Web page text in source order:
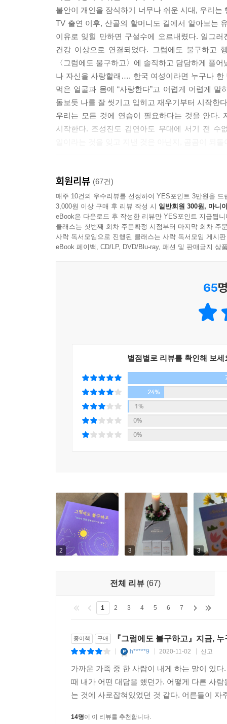
일본 정부는 올림픽 개최를 앞두고 환자를 숨기
들었음을 전 세계에 알리는 대한민국을 모범으로
다고 말하지 않았다. 잘 생각해보자. 신기하지 않
--- 「외모에 대한 일절 품평을 사양합니다」 중에서
어제는 바꿀 수 없고 내일은 아무도 모른다. 절대
다. 나는 이쯤이면 생각의 암반에 도달했다는 것
있는 것이 무슨 소용이란 말인가. 인류 역사상 훌
보통 사기꾼들이었다.
--- 「우리는 우리의 장점에 대해 들어야 한다」 중
이런 말을 하면 모두 깔깔 웃으며 진저리를 친다.
주에 존재하지 않는 “스톱”의 마법을 걸고 싶어 한
“엄마도 가지 말고 아빠도 가지 말고 할머니고 가
내 안의 어린아이가 울며 떼를 쓰고 있는 것이다.
--- 「모든 가변성, 인간의 유약함, 이 모든 것을 겸손히 인
불안이 개인을 잠식하기 너무나 쉬운 시대, 우리
TV 출연 이후, 산골의 할머니도 길에서 알아보는
이유로 잊힐 만하면 구설수에 오르내렸다. 일그
건강 이상으로 연결되었다. 그럼에도 불구하고
〈그럼에도 불구하고〉에 솔직하고 담담하게 풀어
나 자신을 사랑할래…. 한국 여성이라면 누구나
먹은 얼굴과 몸에 “사랑한다”고 어렵게 어렵게
돌보듯 나를 잘 씻기고 입히고 재우기부터 시작한
우리는 모든 것에 연습이 필요하다는 것을 안다.
시작한다. 조성진도 김연아도 무대에 서기 전 수
천천히 길게 보고 불안에 잠식되지 말 것
햇볕, 윤슬, 고양이, 벚꽃… 자연 속에서 매일 노력
10대 때부터 동생을 돌보며 공부해 대기업에 다
없이 일했지만, 여자라고 승진에서 계속 밀어내는
돈을 주지 않으면 자살하겠다고까지 말하지만
다녀온 S는 육아로 경력 단절이 되었고, 우연히
작가 역시 에필로그에서 “사실 이 세 명의 후배
한다는 작가의 메시지가 절절하게 와닿는다.
그만이야, 다 잘 될 거야” 같은 말랑말랑하고 겉
인간은 고통 없이 성장할 수 없다. 산다는 것은
나이를 먹는 게 아니라 늙어가는 거라고 작가는
징표라는 것을 기억해야 한다.
“내가 행복하다고 말하자, 사람들이 의아해했다.
것이었다. 고통이 다가왔기 때문에, 하루도 쓰리
현실의 어려움을 이겨내는 가장 좋은 방법은
사람들이나 상황을 좋게만 해석하려고 애쓰며 살
희망도 독이 되기 때문이다. 상황을 낙관적으로
그것은 또 다른 낙관의 대답이다.
아니다. 그래서 행복한 것이 아니라 “그럼에도 불
“사랑하는 내 친구들 부디 행복하길, 너희들의
권리와 의무가 있으리라. 그래서가 아니고 그럼에
회원리뷰 (67건)
매주 10건의 우수리뷰를 선정하여 YES포인트 3만원을 드
3,000원 이상 구매 후 리뷰 작성 시 일반회원 300원, 마니
eBook은 다운로드 후 작성한 리뷰만 YES포인트 지급됩니
클래스는 첫번째 회차 주문확정 시점부터 마지막 회차 주
사락 독서모임으로 진행된 클래스는 사락 독서모임 게시
eBook 페이백, CD/LP, DVD/Blu-ray, 패션 및 판매금지 상
65
별점별로 리뷰를 확인해 보세
24%
1%
0%
0%
2 3 3
전체 리뷰 (67)
1 2 3 4 5 6 7
종이책 구매 『그럼에도 불구하고』지금,
h*****9 2020-11-02 신고
가까운 가족 중 한 사람이 내게 하는 말이 있
때 내가 어떤 대답을 했던가. 어떻게 다른 사
는 것에 사로잡혀있었던 것 같다. 어른들이
14명이 이 리뷰를 추천합니다.